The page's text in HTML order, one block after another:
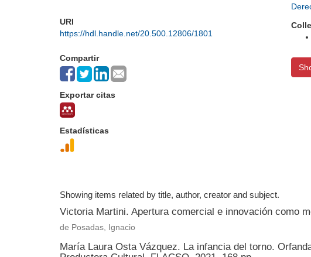
URI
https://hdl.handle.net/20.500.12806/1801
Compartir
Exportar citas
Estadísticas
Showing items related by title, author, creator and subject.
Victoria Martini. Apertura comercial e innovación como
de Posadas, Ignacio
María Laura Osta Vázquez. La infancia del torno.